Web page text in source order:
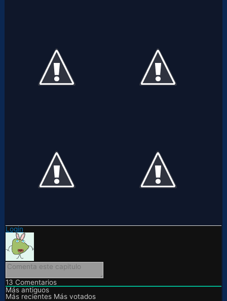
Login
13 Comentarios
Más antiguos
Más recientes Más votados